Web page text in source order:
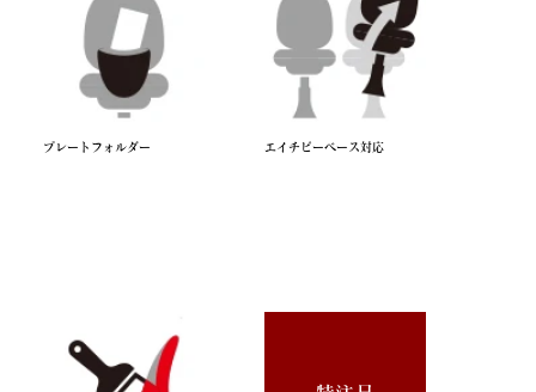
プレートフォルダー エイチビーベース対応